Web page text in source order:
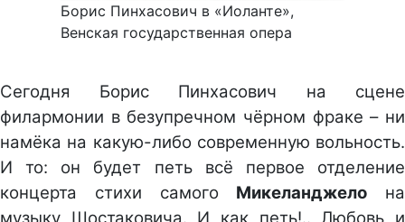
Борис Пинхасович в «Иоланте»,
Венская государственная опера
Сегодня Борис Пинхасович на сцене
филармонии в безупречном чёрном фраке – ни
намёка на какую-либо современную вольность.
И то: он будет петь всё первое отделение
концерта стихи самого Микеланджело на
музыку Шостаковича. И как петь!.. Любовь и